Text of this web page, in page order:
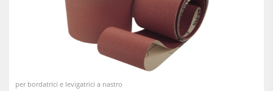
per bordatrici e levigatrici a nastro